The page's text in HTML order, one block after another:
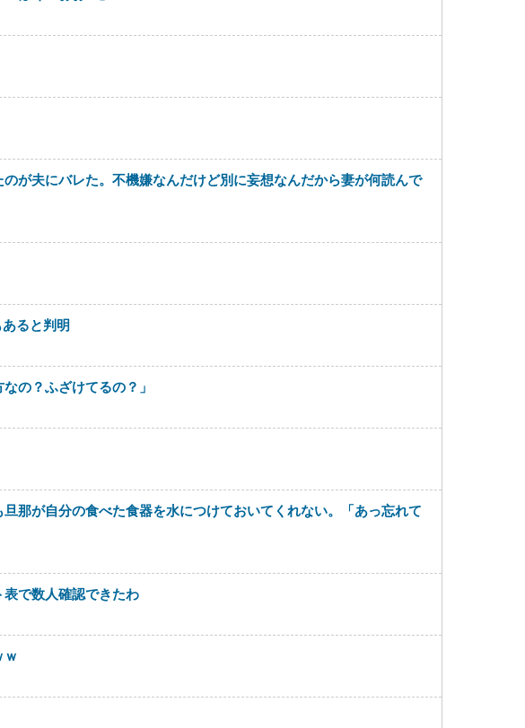
が夫にバレた。不機嫌なんだけど別に妄想なんだから妻が何読んで
ると判明
の？ふざけてるの？」
那が自分の食べた食器を水につけておいてくれない。「あっ忘れて
で数人確認できたわ